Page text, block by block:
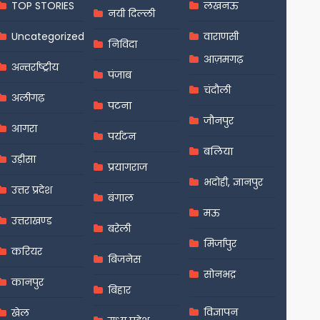
TOP STORIES
Uncategorized
अन्तर्राष्ट्रीय
अलीगढ़
आगरा
उड़ीसा
उत्तर प्रदेश
उत्तराखण्ड
करियर
कानपुर
खेल
नयी दिल्ली
निविदा
पंजाब
पटना
पर्यटन
प्रयागराज
बंगाल
बरेली
बिजनेस
बिहार
लखनऊ
वाराणसी
आज़मगढ़
चंदौली
जौनपुर
बलिया
भदोही, ज्ञानपुर
मऊ
मिर्जापुर
सोनभद्र
विज्ञापन